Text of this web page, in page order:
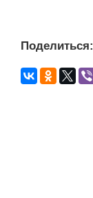
Поделиться: